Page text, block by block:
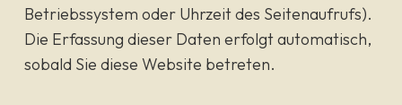
Betriebssystem oder Uhrzeit des Seitenaufrufs).
Die Erfassung dieser Daten erfolgt automatisch,
sobald Sie diese Website betreten.